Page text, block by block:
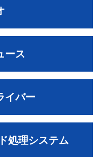
ース
イバー
処理システム